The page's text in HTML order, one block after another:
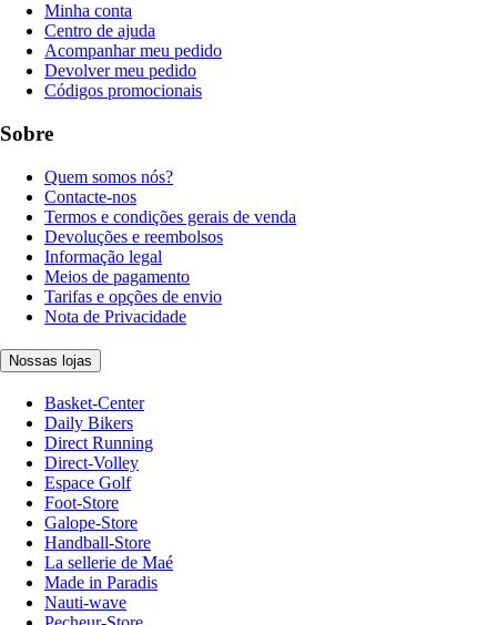
Minha conta
Centro de ajuda
Acompanhar meu pedido
Devolver meu pedido
Códigos promocionais
Sobre
Quem somos nós?
Contacte-nos
Termos e condições gerais de venda
Devoluções e reembolsos
Informação legal
Meios de pagamento
Tarifas e opções de envio
Nota de Privacidade
Nossas lojas
Basket-Center
Daily Bikers
Direct Running
Direct-Volley
Espace Golf
Foot-Store
Galope-Store
Handball-Store
La sellerie de Maé
Made in Paradis
Nauti-wave